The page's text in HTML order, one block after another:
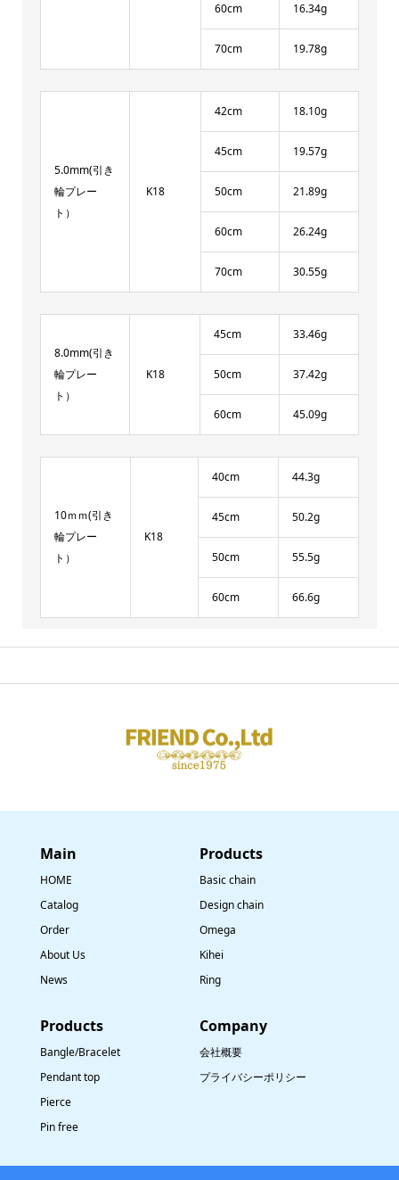
60cm 16.34g
70cm 19.78g
5.0mm(引き
輪プレー
ト）
K18
42cm 18.10g
45cm 19.57g
50cm 21.89g
60cm 26.24g
70cm 30.55g
8.0mm(引き
輪プレー
ト）
K18
45cm 33.46g
50cm 37.42g
60cm 45.09g
10ｍｍ(引き
輪プレー
ト）
K18
40cm 44.3g
45cm 50.2g
50cm 55.5g
60cm 66.6g
Main
HOME
Catalog
Order
About Us
News
​Products
Basic chain
Design chain
Omega
Kihei
Ring
​Products
Bangle/Bracelet
Pendant top
Pierce
Pin free
Company
会社概要
プライバシーポリシー